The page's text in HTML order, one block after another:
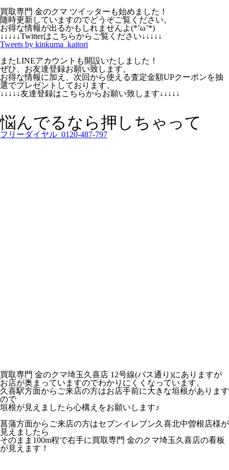
買取専門 金のクマ ツイッターも始めました！
随時更新していますのでどうぞご覧ください。
お得な情報が出るかもしれませんよ(*’ω’*)
↓↓↓↓↓Twitterはこちらからご覧ください↓↓↓↓↓
Tweets by kinkuma_kaitori
またLINEアカウントも開設いたしました！
ぜひ、お友達登録お願い致します。
お得な情報に加え、次回から使える査定金額UPクーポンを抽
選でプレゼントしております。
↓↓↓↓↓友達登録はこちらからお願い致します↓↓↓↓↓
悩んでるなら押しちゃって
フリーダイヤル 0120-487-797
買取専門 金のクマ埼玉久喜店 12号線(バス通り)にありますが
お店が奥まっていますのでわかりにくくなっています。
久喜駅方面からご来店の方はお店手前に大きな垣根があります
ので
垣根が見えましたら心構えをお願いします♪
菖蒲方面からご来店の方はセブンイレブン久喜北中曽根店様が
見えましたら
そのまま100m程で右手に買取専門 金のクマ埼玉久喜店の看板
が見えます！